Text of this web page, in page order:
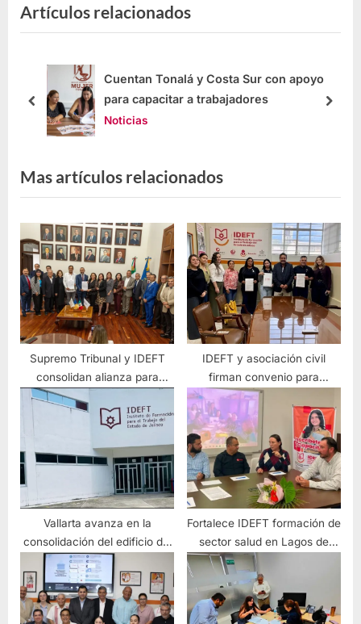
Artículos relacionados
Cuentan Tonalá y Costa Sur con apoyo
para capacitar a trabajadores
Noticias
Mas artículos relacionados
Supremo Tribunal y IDEFT
consolidan alianza para
potenciar la capacitación del
personal de justicia en
Jalisco
IDEFT y asociación civil
firman convenio para
impulsar la reinserción laboral
en Jalisco
Vallarta avanza en la
consolidación del edificio del
CENALTUR/IDEFT
Fortalece IDEFT formación de
sector salud en Lagos de
Moreno